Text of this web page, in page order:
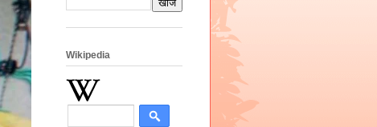
Wikipedia